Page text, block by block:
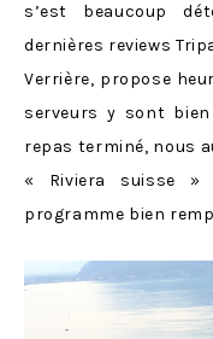
s’est beaucoup
dernières reviews
Verrière, propose
serveurs y sont
repas terminé, nous
« Riviera suisse »
programme bien